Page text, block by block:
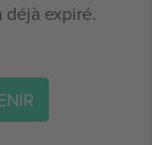
expiré.